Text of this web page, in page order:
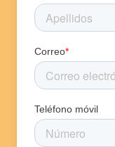
Correo*
Teléfono móvil